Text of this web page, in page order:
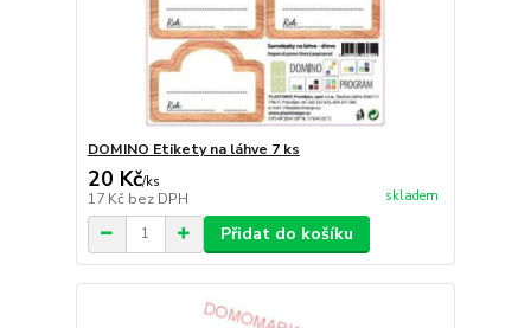
DOMINO Etikety na láhve 7 ks
20 Kč/ks
17 Kč bez DPH skladem
Přidat do košíku